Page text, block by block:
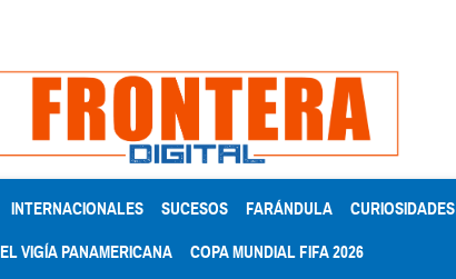
INTERNACIONALES SUCESOS FARÁNDULA CURIOSIDADES
EL VIGÍA PANAMERICANA COPA MUNDIAL FIFA 2026